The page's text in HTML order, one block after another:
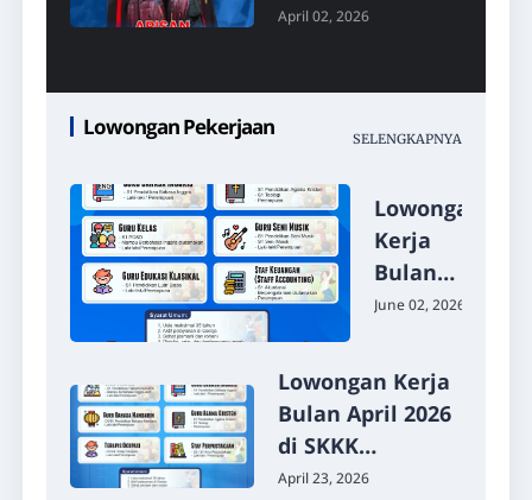
2026
April 02, 2026
Lowongan Pekerjaan SELENGKAPNYA
Lowongan
Kerja
Bulan
Juni 2026
Surakarta
June 02, 2026
Lowongan Kerja
Bulan April 2026
di SKKK
Surakarta
April 23, 2026